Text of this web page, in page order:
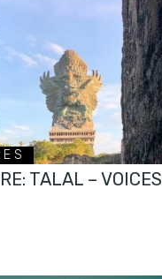
TALAL – VOICES